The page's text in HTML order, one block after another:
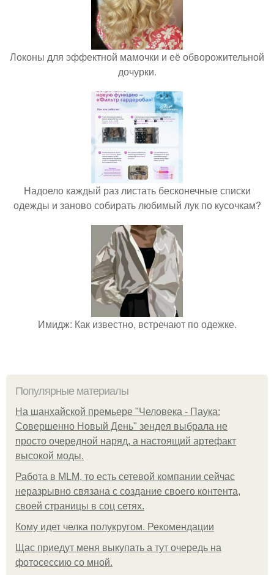
Локоны для эффектной мамочки и её обворожительной
дочурки.
Надоело каждый раз листать бесконечные списки
одежды и заново собирать любимый лук по кусочкам?
Имидж: Как известно, встречают по одежке.
Популярные материалы
На шанхайской премьере "Человека - Паука:
Совершенно Новый День" зендея выбрала не
просто очередной наряд, а настоящий артефакт
высокой моды.
Работа в MLM, то есть сетевой компании сейчас
неразрывно связана с создание своего контента,
своей страницы в соц сетях.
Кому идет челка полукругом. Рекомендации
Щас приедут меня выкупать а тут очередь на
фотосессию со мной.